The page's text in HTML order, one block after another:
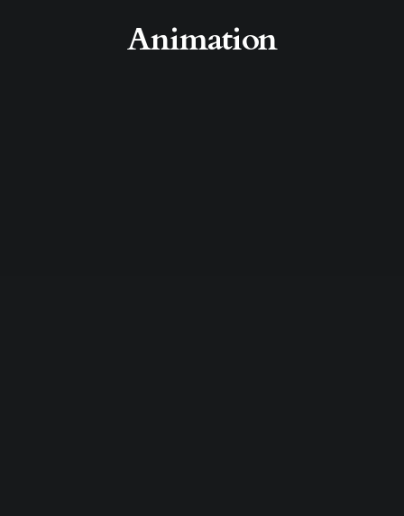
Animation